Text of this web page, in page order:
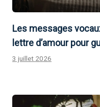
Les messages
lettre d’amour pour
3 juillet 2026